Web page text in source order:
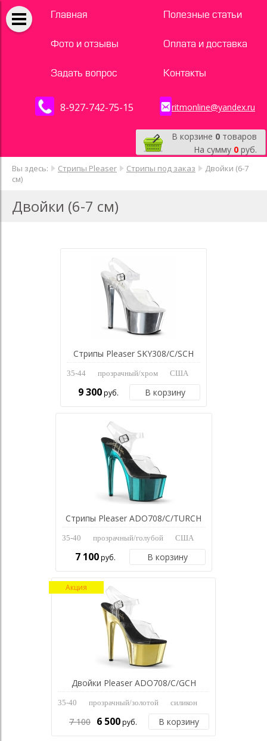
Главная Полезные статьи
Фото и отзывы Оплата и доставка
Задать вопрос Контакты
8-927-742-75-15 ritmonline@yandex.ru
В корзине 0 товаров
На сумму 0 руб.
Вы здесь: Стрипы Pleaser Стрипы под заказ
Двойки (6-7
см)
Двойки (6-7 см)
Стрипы Pleaser SKY308/C/SCH
35-44 прозрачный/хром США
9 300руб. В корзину
Стрипы Pleaser ADO708/C/TURCH
35-40 прозрачный/голубой США
7 100руб. В корзину
Акция
Двойки Pleaser ADO708/C/GCH
35-40 прозрачный/золотой силикон
7 100 6 500руб. В корзину